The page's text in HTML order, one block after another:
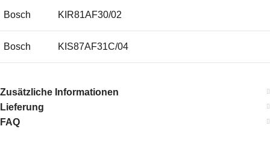
Bosch KIR81AF30/02
Bosch KIS87AF31C/04
Bosch
Zusätzliche Informationen
Lieferung
FAQ